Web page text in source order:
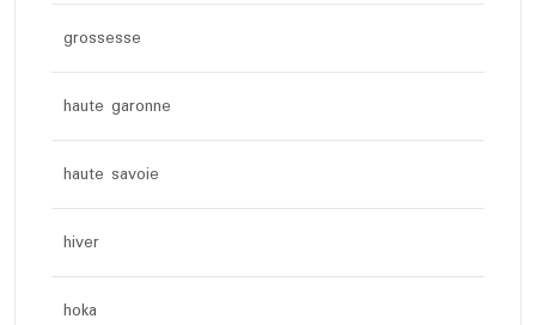
grossesse
haute garonne
haute savoie
hiver
hoka